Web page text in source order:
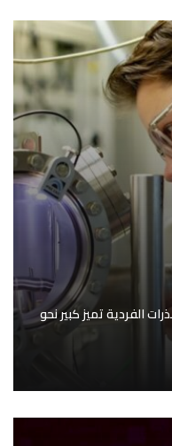
الفردية تميز كبير نحو